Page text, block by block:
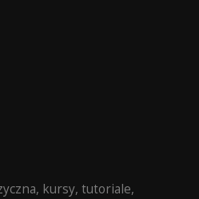
kursy, tutoriale,